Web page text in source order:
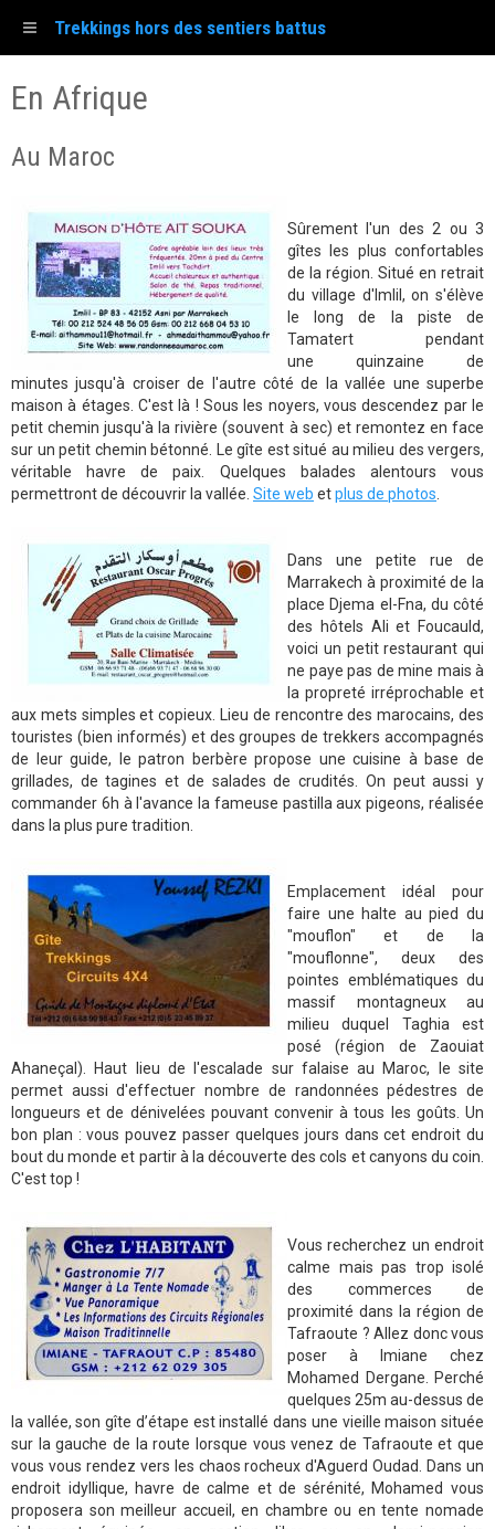
Trekkings hors des sentiers battus
En Afrique
Au Maroc
Sûrement l'un des 2 ou 3
gîtes les plus confortables
de la région. Situé en retrait
du village d'Imlil, on s'élève
le long de la piste de
Tamatert pendant
une quinzaine de
minutes jusqu'à croiser de l'autre côté de la vallée une superbe
maison à étages. C'est là ! Sous les noyers, vous descendez par le
petit chemin jusqu'à la rivière (souvent à sec) et remontez en face
sur un petit chemin bétonné. Le gîte est situé au milieu des vergers,
véritable havre de paix. Quelques balades alentours vous
permettront de découvrir la vallée. Site web etplus de photos
Dans une petite rue de
Marrakech à proximité de la
place Djema el-Fna, du côté
des hôtels Ali et Foucauld,
voici un petit restaurant qui
ne paye pas de mine mais à
la propreté irréprochable et
aux mets simples et copieux. Lieu de rencontre des marocains, des
touristes (bien informés) et des groupes de trekkers accompagnés
de leur guide, le patron berbère propose une cuisine à base de
grillades, de tagines et de salades de crudités. On peut aussi y
commander 6h à l'avance la fameuse pastilla aux pigeons, réalisée
dans la plus pure tradition.
Emplacement idéal pour
faire une halte au pied du
"mouflon" et de la
"mouflonne", deux des
pointes emblématiques du
massif montagneux au
milieu duquel Taghia est
posé (région de Zaouiat
Ahaneçal). Haut lieu de l'escalade sur falaise au Maroc, le site
permet aussi d'effectuer nombre de randonnées pédestres de
longueurs et de dénivelées pouvant convenir à tous les goûts. Un
bon plan : vous pouvez passer quelques jours dans cet endroit du
bout du monde et partir à la découverte des cols et canyons du coin.
C'est top !
Vous recherchez un endroit
calme mais pas trop isolé
des commerces de
proximité dans la région de
Tafraoute ? Allez donc vous
poser à Imiane chez
Mohamed Dergane. Perché
quelques 25m au-dessus de
la vallée, son gîte d’étape est installé dans une vieille maison située
sur la gauche de la route lorsque vous venez de Tafraoute et que
vous vous rendez vers les chaos rocheux d'Aguerd Oudad. Dans un
endroit idyllique, havre de calme et de sérénité, Mohamed vous
proposera son meilleur accueil, en chambre ou en tente nomade